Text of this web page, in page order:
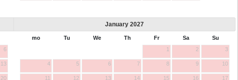
6
13
20
January 2027
mo Tu We Th Fr Sa
Su
1
2 3
4 5 6 7 8 9 10
11 12 13 14 15 16 17